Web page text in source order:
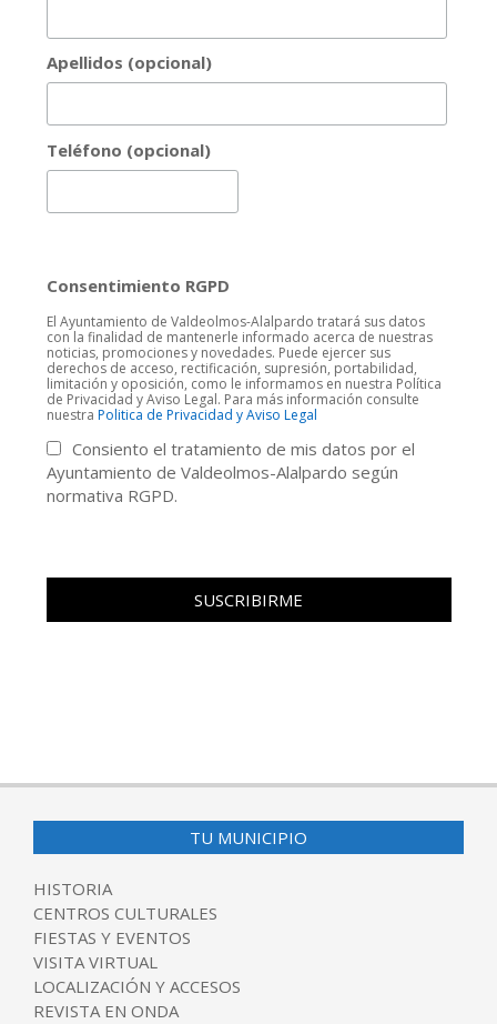
Apellidos (opcional)
Teléfono (opcional)
Consentimiento RGPD
El Ayuntamiento de Valdeolmos-Alalpardo tratará sus datos
con la finalidad de mantenerle informado acerca de nuestras
noticias, promociones y novedades. Puede ejercer sus
derechos de acceso, rectificación, supresión, portabilidad,
limitación y oposición, como le informamos en nuestra Política
de Privacidad y Aviso Legal. Para más información consulte
nuestra Politica de Privacidad y Aviso Legal
Consiento el tratamiento de mis datos por el
Ayuntamiento de Valdeolmos-Alalpardo según
normativa RGPD.
TU MUNICIPIO
HISTORIA
CENTROS CULTURALES
FIESTAS Y EVENTOS
VISITA VIRTUAL
LOCALIZACIÓN Y ACCESOS
REVISTA EN ONDA